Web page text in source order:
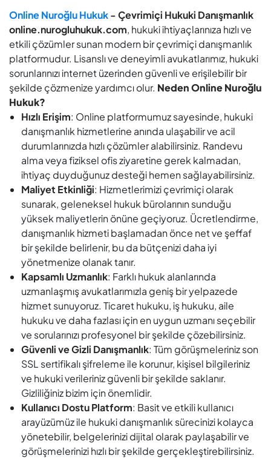
Online Nuroğlu Hukuk- Çevrimiçi Hukuki Danışmanlık
online.nurogluhukuk.com, hukuki ihtiyaçlarınıza hızlı ve
etkili çözümler sunan modern bir çevrimiçi danışmanlık
platformudur. Lisanslı ve deneyimli avukatlarımız, hukuki
sorunlarınızı internet üzerinden güvenli ve erişilebilir bir
şekilde çözmenize yardımcı olur. Neden Online Nuroğlu
Hukuk?
Hızlı Erişim: Online platformumuz sayesinde, hukuki
danışmanlık hizmetlerine anında ulaşabilir ve acil
durumlarınızda hızlı çözümler alabilirsiniz. Randevu
alma veya fiziksel ofis ziyaretine gerek kalmadan,
ihtiyaç duyduğunuz desteği hemen sağlayabilirsiniz.
Maliyet Etkinliği: Hizmetlerimizi çevrimiçi olarak
sunarak, geleneksel hukuk bürolarının sunduğu
yüksek maliyetlerin önüne geçiyoruz. Ücretlendirme,
danışmanlık hizmeti başlamadan önce net ve şeffaf
bir şekilde belirlenir, bu da bütçenizi daha iyi
yönetmenize olanak tanır.
Kapsamlı Uzmanlık: Farklı hukuk alanlarında
uzmanlaşmış avukatlarımızla geniş bir yelpazede
hizmet sunuyoruz. Ticaret hukuku, iş hukuku, aile
hukuku ve daha fazlası için en uygun uzmanı seçebilir
ve sorularınızı profesyonel bir şekilde çözebilirsiniz.
Güvenli ve Gizli Danışmanlık: Tüm görüşmeleriniz son
SSL sertifikalı şifreleme ile korunur, kişisel bilgileriniz
ve hukuki verileriniz güvenli bir şekilde saklanır.
Gizliliğiniz bizim için önemlidir.
Kullanıcı Dostu Platform: Basit ve etkili kullanıcı
arayüzümüz ile hukuki danışmanlık sürecinizi kolayca
yönetebilir, belgelerinizi dijital olarak paylaşabilir ve
görüşmelerinizi hızlı bir şekilde gerçekleştirebilirsiniz.